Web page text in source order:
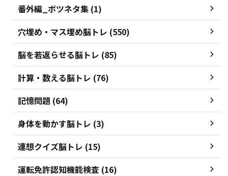
番外編_ボツネタ集 (1)
穴埋め・マス埋め脳トレ (550)
脳を若返らせる脳トレ (85)
計算・数える脳トレ (76)
記憶問題 (64)
身体を動かす脳トレ (3)
連想クイズ脳トレ (15)
運転免許認知機能検査 (16)